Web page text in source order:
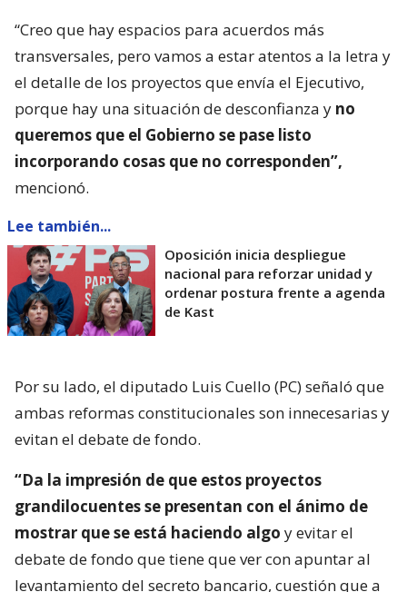
“Creo que hay espacios para acuerdos más
transversales, pero vamos a estar atentos a la letra y
el detalle de los proyectos que envía el Ejecutivo,
porque hay una situación de desconfianza y no
queremos que el Gobierno se pase listo
incorporando cosas que no corresponden”,
mencionó.
Lee también...
Oposición inicia despliegue
nacional para reforzar unidad y
ordenar postura frente a agenda
de Kast
Por su lado, el diputado Luis Cuello (PC) señaló que
ambas reformas constitucionales son innecesarias y
evitan el debate de fondo.
“Da la impresión de que estos proyectos
grandilocuentes se presentan con el ánimo de
mostrar que se está haciendo algo y evitar el
debate de fondo que tiene que ver con apuntar al
levantamiento del secreto bancario, cuestión que a